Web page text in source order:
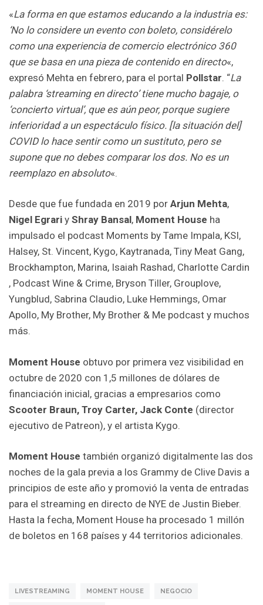
«La forma en que estamos educando a la industria es:
‘No lo considere un evento con boleto, considérelo
como una experiencia de comercio electrónico 360
que se basa en una pieza de contenido en directo«,
expresó Mehta en febrero, para el portal Pollstar. “La
palabra ‘streaming en directo’ tiene mucho bagaje, o
‘concierto virtual’, que es aún peor, porque sugiere
inferioridad a un espectáculo físico. [la situación del]
COVID lo hace sentir como un sustituto, pero se
supone que no debes comparar los dos. No es un
reemplazo en absoluto«.
Desde que fue fundada en 2019 por Arjun Mehta,
Nigel Egrari y Shray Bansal, Moment House ha
impulsado el podcast Moments by Tame Impala, KSI,
Halsey, St. Vincent, Kygo, Kaytranada, Tiny Meat Gang,
Brockhampton, Marina, Isaiah Rashad, Charlotte Cardin
, Podcast Wine & Crime, Bryson Tiller, Grouplove,
Yungblud, Sabrina Claudio, Luke Hemmings, Omar
Apollo, My Brother, My Brother & Me podcast y muchos
más.
Moment House obtuvo por primera vez visibilidad en
octubre de 2020 con 1,5 millones de dólares de
financiación inicial, gracias a empresarios como
Scooter Braun, Troy Carter, Jack Conte (director
ejecutivo de Patreon), y el artista Kygo.
Moment House también organizó digitalmente las dos
noches de la gala previa a los Grammy de Clive Davis a
principios de este año y promovió la venta de entradas
para el streaming en directo de NYE de Justin Bieber.
Hasta la fecha, Moment House ha procesado 1 millón
de boletos en 168 países y 44 territorios adicionales.
LIVESTREAMING MOMENT HOUSE NEGOCIO